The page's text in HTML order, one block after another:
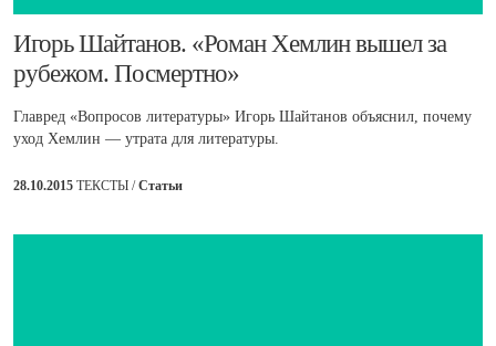
​Игорь Шайтанов. «Роман Хемлин вышел за
рубежом. Посмертно»
Главред «Вопросов литературы» Игорь Шайтанов объяснил, почему
уход Хемлин — утрата для литературы.
28.10.2015 ТЕКСТЫ /Статьи